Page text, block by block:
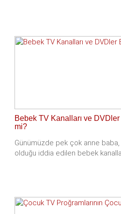
Bebek TV Kanalları ve
mi?
Günümüzde pek çok anne
olduğu iddia edilen bebek